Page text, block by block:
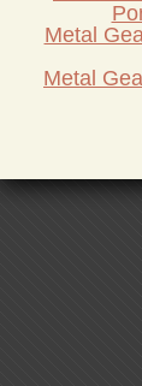
Metal
Metal